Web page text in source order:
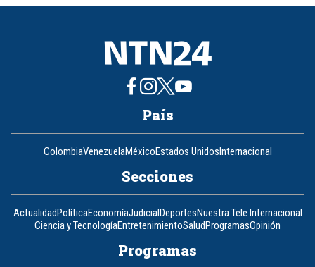
8
País
ColombiaVenezuelaMéxicoEstados UnidosInternacional
Secciones
ActualidadPolíticaEconomíaJudicialDeportesNuestra Tele Internacional
Ciencia y TecnologíaEntretenimientoSaludProgramasOpinión
Programas